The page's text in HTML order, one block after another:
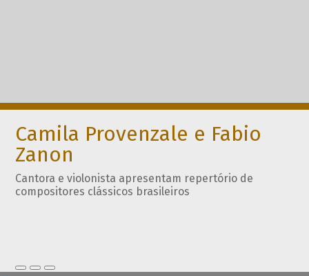
Camila Provenzale e Fabio
Zanon
Cantora e violonista apresentam repertório de
compositores clássicos brasileiros